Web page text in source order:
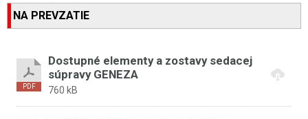
NA PREVZATIE
Dostupné elementy a zostavy sedacej
súpravy GENEZA
760 kB